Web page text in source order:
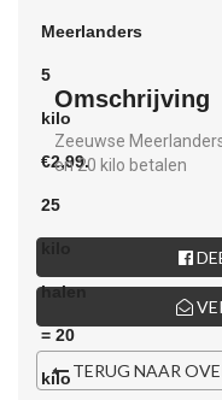
Omschrijving
Zeeuwse
en 20 kilo betalen
TERUG NAAR